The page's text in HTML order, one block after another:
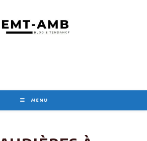
MENU